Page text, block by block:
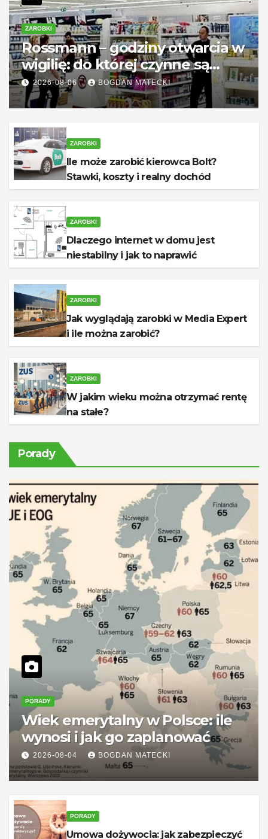
ZAROBKI
Rossmann – godziny otwarcia w
wigilię: do której czynne są
sklepy?
2026-08-06 BOGDAN MATECKI
ZAROBKI
Ile może zarobić kierowca Bolt?
Stawki, koszty i realny dochód
ZAROBKI
Dlaczego internet w domu jest
niestabilny i jak to naprawić
ZAROBKI
Jak wyglądają zarobki w Media Expert
i ile można zarobić?
ZAROBKI
W jakim wieku można otrzymać rentę
na stałe?
Porady
PORADY
Wiek emerytalny w Polsce: ile
wynosi i jak go zaplanować
2026-08-04 BOGDAN MATECKI
PORADY
Umowa dożywocia: jak zabezpieczyć